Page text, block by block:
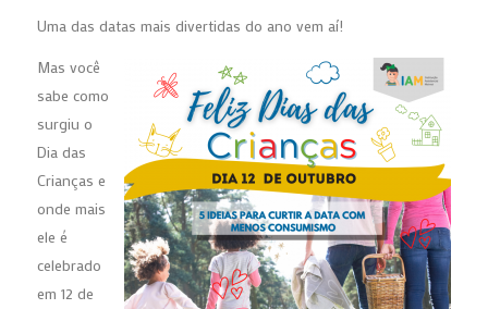
Uma das datas mais divertidas do ano vem aí!
Mas você
sabe como
surgiu o
Dia das
Crianças e
onde mais
ele é
celebrado
em 12 de